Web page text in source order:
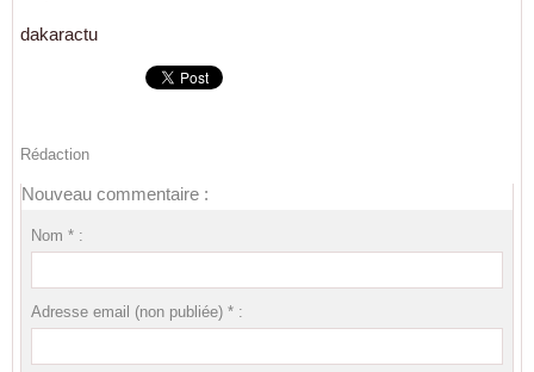
dakaractu
Rédaction
Nouveau commentaire :
Nom * :
Adresse email (non publiée) * :